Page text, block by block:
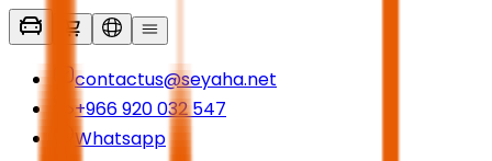
contactus@seyaha.net
+966 920 032 547
Whatsapp